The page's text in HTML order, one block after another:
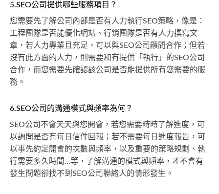
5.SEO公司提供哪些服務項目？
您需要先了解公司內部是否有人力執行SEO策略，像是：
工程團隊是否能優化網站、行銷團隊是否有人力撰寫文
章，若人力專業且充足，可以與SEO公司顧問合作；但若
沒有此方面的人力，則需要和有提供「執行」的SEO公司
合作，而您需要先確認該公司是否能提供所有您需要的服
務。
6.SEO公司的溝通模式與頻率為何？
SEO公司不會天天與您開會，若您需要時時了解進度，可
以詢問是否有每日信件回報；若不需要每日進度報告，可
以事先約定開會的次數與頻率，以及重要的策略規劃、執
行需要多久時間...等，了解溝通的模式與頻率，才不會有
發生問題卻找不到SEO公司聯絡人的情形發生。